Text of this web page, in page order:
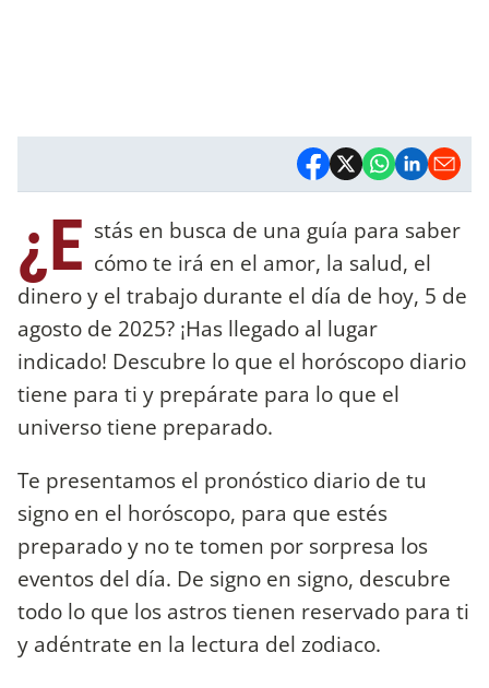
¿E stás en busca de una guía para saber
cómo te irá en el amor, la salud, el
dinero y el trabajo durante el día de hoy, 5 de
agosto de 2025? ¡Has llegado al lugar
indicado! Descubre lo que el horóscopo diario
tiene para ti y prepárate para lo que el
universo tiene preparado.
Te presentamos el pronóstico diario de tu
signo en el horóscopo, para que estés
preparado y no te tomen por sorpresa los
eventos del día. De signo en signo, descubre
todo lo que los astros tienen reservado para ti
y adéntrate en la lectura del zodiaco.